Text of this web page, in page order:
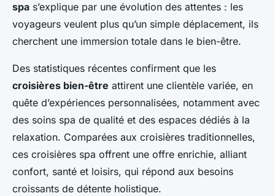
spa s’explique par une évolution des attentes : les
voyageurs veulent plus qu’un simple déplacement, ils
cherchent une immersion totale dans le bien-être.
Des statistiques récentes confirment que les
croisières bien-être attirent une clientèle variée, en
quête d’expériences personnalisées, notamment avec
des soins spa de qualité et des espaces dédiés à la
relaxation. Comparées aux croisières traditionnelles,
ces croisières spa offrent une offre enrichie, alliant
confort, santé et loisirs, qui répond aux besoins
croissants de détente holistique.